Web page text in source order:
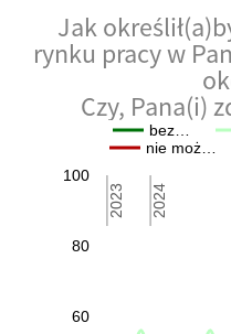
Jak
rynku pracy w
Czy, Pana(i)
bez…
nie moż…
60
80
100
2023
2023 2024
2024